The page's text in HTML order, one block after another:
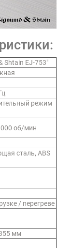
Shtain EJ-753"
режим
об/мин
сталь, ABS
/ перегреве
мм